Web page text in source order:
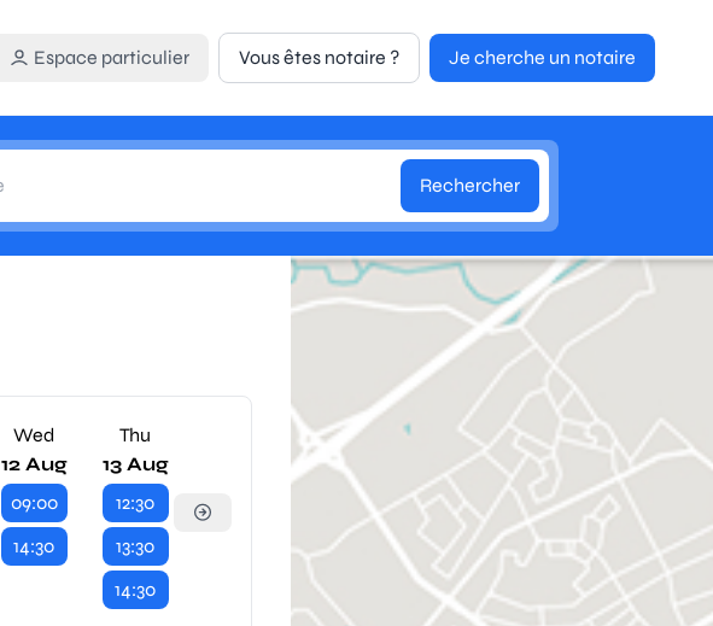
Espace particulier Vous êtes notaire ? Je cherche un notaire
Rechercher
Wed
12 Aug
09:00
14:30
Thu
13 Aug
12:30
13:30
14:30